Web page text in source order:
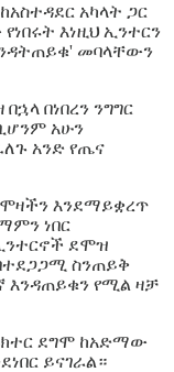
አካላት ጋር
እነዚህ ኢንተርን
መባላቸውን
በነበረን ንግግር
አሁን
አንድ የጤና
እንደማይቋረጥ
ነበር
ደሞዝ
ስንጠይቅ
እንዳጠይቁን የሚል ዛቻ
ደግሞ ከአድማው
ይናገራል።